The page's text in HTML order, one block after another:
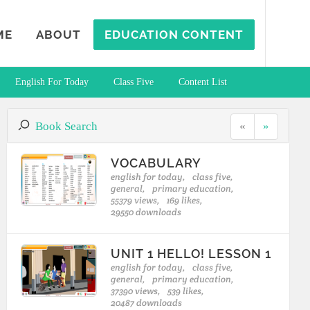
ABOUT EDUCATION CONTENT
English For Today Class Five Content List
Book Search « »
VOCABULARY
english for today,
class five,
general,
primary education,
55379 views,
169 likes,
29550 downloads
UNIT 1 HELLO! LESSON 1
english for today,
class five,
general,
primary education,
37390 views,
539 likes,
20487 downloads